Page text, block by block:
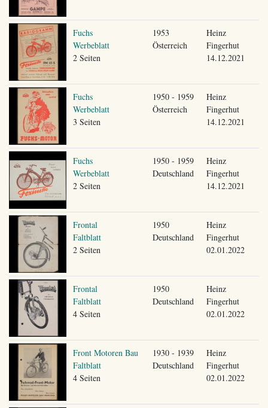
Fuchs
Werbeblatt
2 Seiten
1953
Österreich
Heinz
Fingerhut
14.12.2021
Fuchs
Werbeblatt
3 Seiten
1950 - 1959
Österreich
Heinz
Fingerhut
14.12.2021
Fuchs
Werbeblatt
2 Seiten
1950 - 1959
Deutschland
Heinz
Fingerhut
14.12.2021
Frontal
Faltblatt
2 Seiten
1950
Deutschland
Heinz
Fingerhut
02.01.2022
Frontal
Faltblatt
4 Seiten
1950
Deutschland
Heinz
Fingerhut
02.01.2022
Front Motoren Bau
Faltblatt
4 Seiten
1930 - 1939
Deutschland
Heinz
Fingerhut
02.01.2022